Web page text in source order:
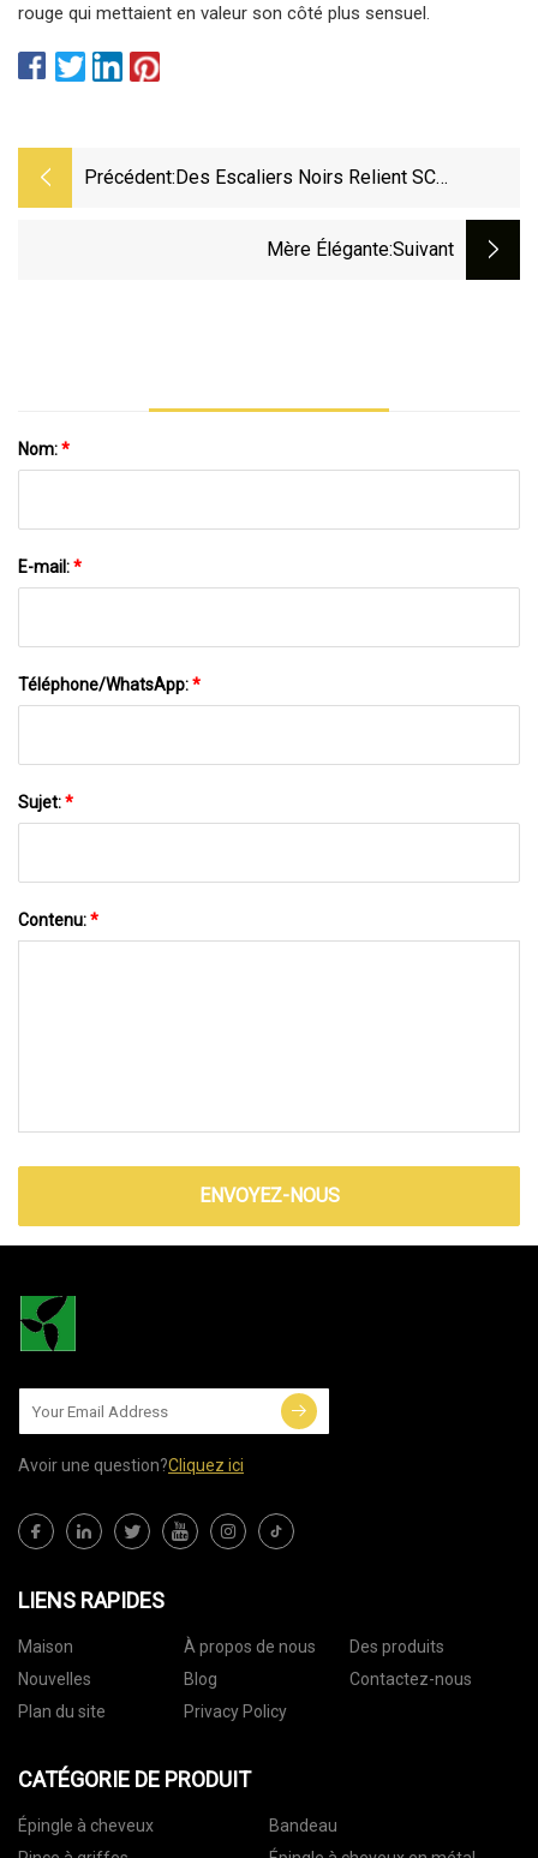
rouge qui mettaient en valeur son côté plus sensuel.
Précédent: Des Escaliers Noirs Relient SC
Mère Élégante:suivant
Nom:*
E-mail:*
Téléphone/WhatsApp:*
Sujet:*
Contenu:*
ENVOYEZ-NOUS
Avoir une question?Cliquez ici
LIENS RAPIDES
Maison À propos de nous
Des produits
Nouvelles
Blog
Contactez-nous
Plan du site
Privacy Policy
CATÉGORIE DE PRODUIT
Épingle à cheveux
Bandeau